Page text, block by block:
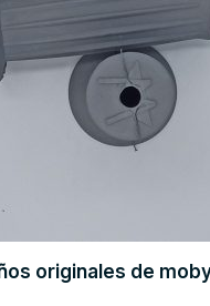
originales de